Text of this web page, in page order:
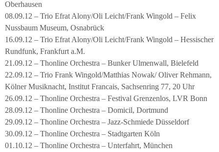
Oberhausen
08.09.12 – Trio Efrat Alony/Oli Leicht/Frank Wingold – Felix
Nussbaum Museum, Osnabrück
16.09.12 – Trio Efrat Alony/Oli Leicht/Frank Wingold – Hessischer
Rundfunk, Frankfurt a.M.
21.09.12 – Thonline Orchestra – Bunker Ulmenwall, Bielefeld
22.09.12 – Trio Frank Wingold/Matthias Nowak/ Oliver Rehmann,
Kölner Musiknacht, Institut Francais, Sachsenring 77, 20 Uhr
26.09.12 – Thonline Orchestra – Festival Grenzenlos, LVR Bonn
28.09.12 – Thonline Orchestra – Domicil, Dortmund
29.09.12 – Thonline Orchestra – Jazz-Schmiede Düsseldorf
30.09.12 – Thonline Orchestra – Stadtgarten Köln
01.10.12 – Thonline Orchestra – Unterfahrt, München